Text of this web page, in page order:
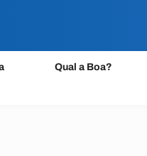
Qual a Boa?